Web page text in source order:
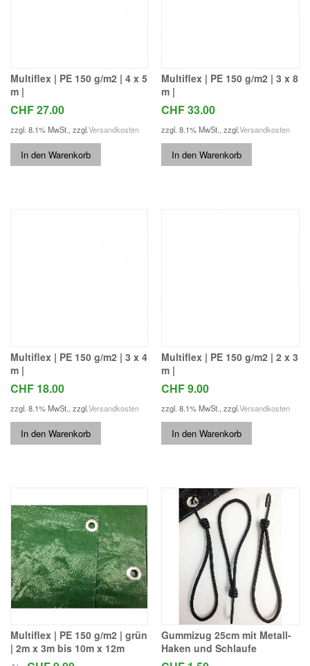
Multiflex | PE 150 g/m2 | 4 x 5
m |
CHF 27.00
zzgl. 8.1% MwSt., zzgl.Versandkosten
In den Warenkorb
Multiflex | PE 150 g/m2 | 3 x 8
m |
CHF 33.00
zzgl. 8.1% MwSt.,zzgl.Versandkosten
In den Warenkorb
Multiflex | PE 150 g/m2 | 3 x 4
m |
CHF 18.00
zzgl. 8.1% MwSt., zzgl.Versandkosten
In den Warenkorb
Multiflex | PE 150 g/m2 | 2 x 3
m |
CHF 9.00
zzgl. 8.1% MwSt.,zzgl.Versandkosten
In den Warenkorb
Multiflex | PE 150 g/m2 | grün
| 2m x 3m bis 10m x 12m
Gummizug 25cm mit Metall-
Haken und Schlaufe